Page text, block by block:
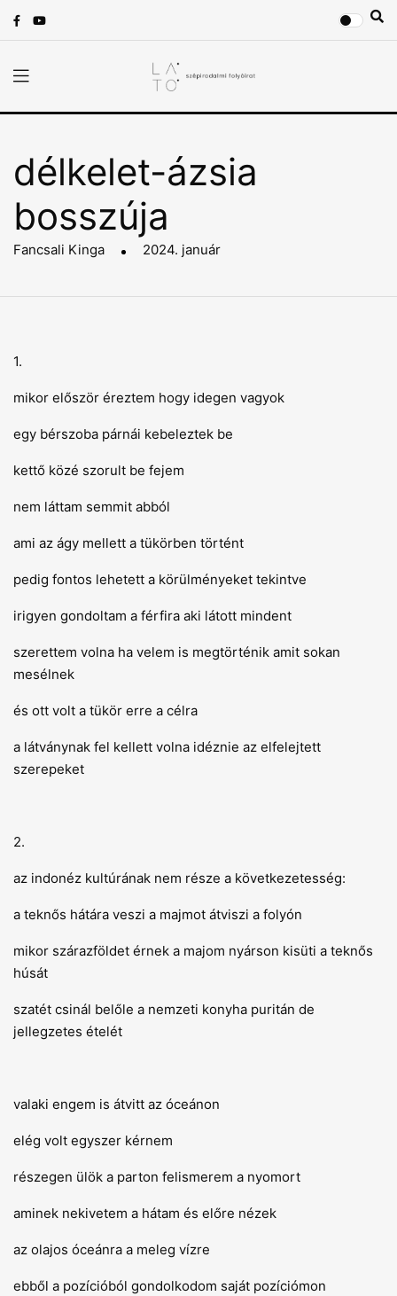
délkelet-ázsia
bosszúja
Fancsali Kinga 2024. január
1.
mikor először éreztem hogy idegen vagyok
egy bérszoba párnái kebeleztek be
kettő közé szorult be fejem
nem láttam semmit abból
ami az ágy mellett a tükörben történt
pedig fontos lehetett a körülményeket tekintve
irigyen gondoltam a férfira aki látott mindent
szerettem volna ha velem is megtörténik amit sokan
mesélnek
és ott volt a tükör erre a célra
a látványnak fel kellett volna idéznie az elfelejtett
szerepeket
2.
az indonéz kultúrának nem része a következetesség:
a teknős hátára veszi a majmot átviszi a folyón
mikor szárazföldet érnek a majom nyárson kisüti a teknős
húsát
szatét csinál belőle a nemzeti konyha puritán de
jellegzetes ételét
valaki engem is átvitt az óceánon
elég volt egyszer kérnem
részegen ülök a parton felismerem a nyomort
aminek nekivetem a hátam és előre nézek
az olajos óceánra a meleg vízre
ebből a pozícióból gondolkodom saját pozíciómon